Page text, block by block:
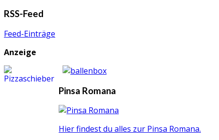
RSS-Feed
Feed-Einträge
Anzeige
Pinsa Romana
Hier findest du alles zur Pinsa Romana.